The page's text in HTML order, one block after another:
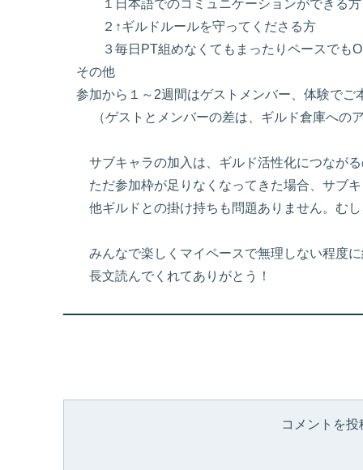
１日本語でのコミュニケーションができる方
２↑ギルドルールを守ってくださる方
３毎日PT組めなくてもまったりペースでも
その他
参加から１～2週間はゲストメンバー、体験で
（ゲストとメンバーの差は、ギルド倉庫への
サブキャラの加入は、ギルド活性化につなが
ただ参加枠が足りなくなってきた場合、サブ
他ギルドとの掛け持ちも問題ありません。む
みんなで楽しくマイペースで無理しない程度
長文読んでくれてありがとう！
コメントを